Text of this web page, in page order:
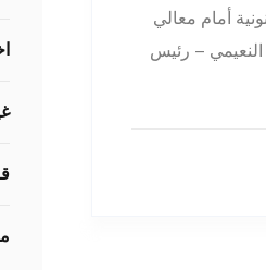
أمام معالي
– رئيس